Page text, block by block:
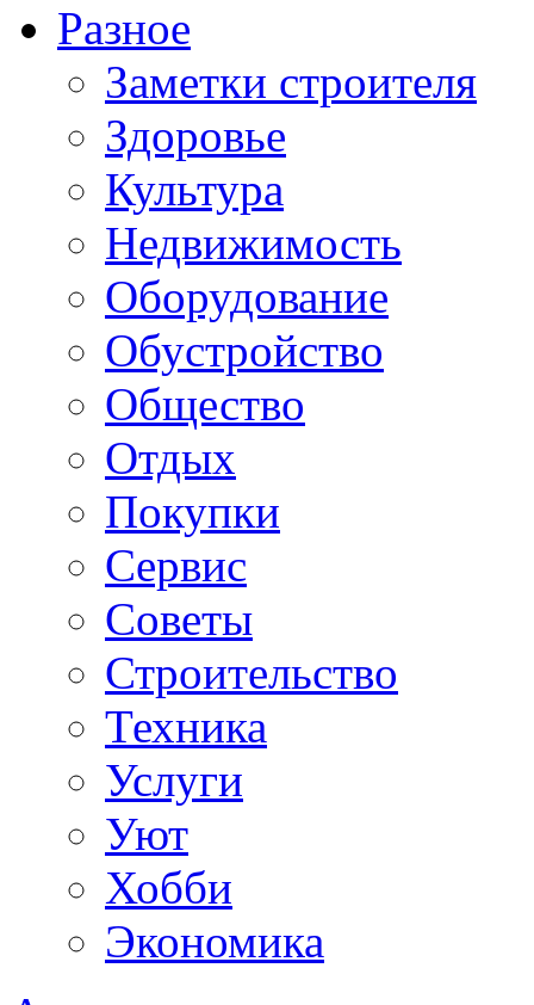
Разное
Заметки строителя
Здоровье
Культура
Недвижимость
Оборудование
Обустройство
Общество
Отдых
Покупки
Сервис
Советы
Строительство
Техника
Услуги
Уют
Хобби
Экономика